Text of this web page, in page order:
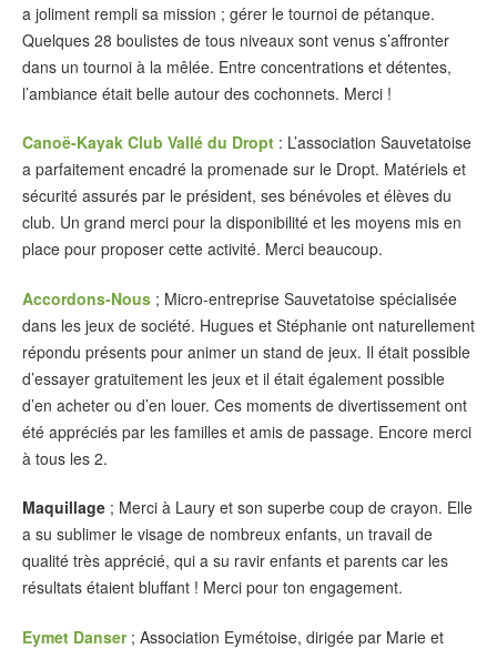
a joliment rempli sa mission ; gérer le tournoi de pétanque.
Quelques 28 boulistes de tous niveaux sont venus s’affronter
dans un tournoi à la mêlée. Entre concentrations et détentes,
l’ambiance était belle autour des cochonnets. Merci !
Canoë-Kayak Club Vallé du Dropt : L’association Sauvetatoise
a parfaitement encadré la promenade sur le Dropt. Matériels et
sécurité assurés par le président, ses bénévoles et élèves du
club. Un grand merci pour la disponibilité et les moyens mis en
place pour proposer cette activité. Merci beaucoup.
Accordons-Nous ; Micro-entreprise Sauvetatoise spécialisée
dans les jeux de société. Hugues et Stéphanie ont naturellement
répondu présents pour animer un stand de jeux. Il était possible
d’essayer gratuitement les jeux et il était également possible
d’en acheter ou d’en louer. Ces moments de divertissement ont
été appréciés par les familles et amis de passage. Encore merci
à tous les 2.
Maquillage ; Merci à Laury et son superbe coup de crayon. Elle
a su sublimer le visage de nombreux enfants, un travail de
qualité très apprécié, qui a su ravir enfants et parents car les
résultats étaient bluffant ! Merci pour ton engagement.
Eymet Danser; Association Eymétoise, dirigée par Marie et